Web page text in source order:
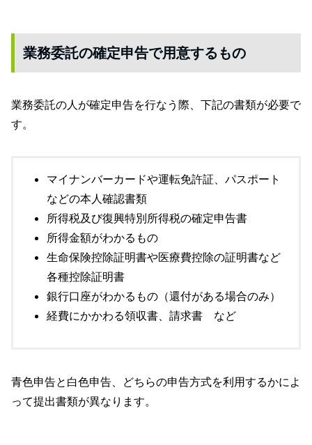
業務委託の確定申告で用意するもの
業務委託の人が確定申告を行なう際、下記の書類が必要で
す。
マイナンバーカードや運転免許証、パスポート
などの本人確認書類
所得税及び復興特別所得税の確定申告書
所得金額がわかるもの
生命保険控除証明書や医療費控除の証明書など
各種控除証明書
銀行口座がわかるもの（還付がある場合のみ）
経費にかかわる領収書、請求書 など
青色申告と白色申告、どちらの申告方式を利用するかによ
って提出書類が異なります。